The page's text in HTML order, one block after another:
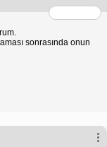
sonrasında onun